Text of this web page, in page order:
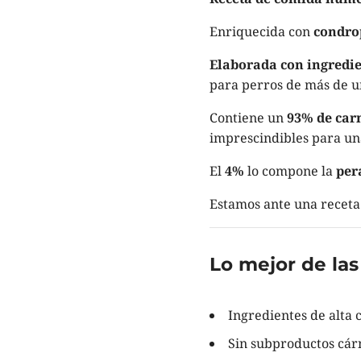
Enriquecida con
Elaborada con
para perros de más de
Contiene un93% de
imprescindibles para
El4% lo compone la
Estamos ante una
Lo mejor de
Ingredientes de alta
Sin subproductos